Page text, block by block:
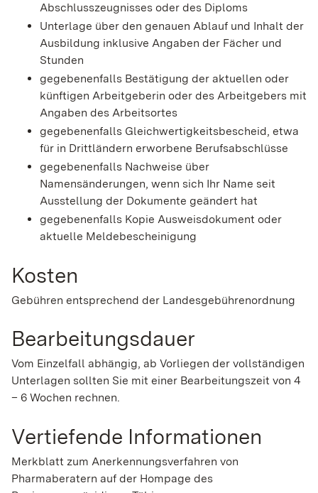
Abschlusszeugnisses oder des Diploms
Unterlage über den genauen Ablauf und Inhalt der
Ausbildung inklusive Angaben der Fächer und
Stunden
gegebenenfalls Bestätigung der aktuellen oder
künftigen Arbeitgeberin oder des Arbeitgebers mit
Angaben des Arbeitsortes
gegebenenfalls Gleichwertigkeitsbescheid, etwa
für in Drittländern erworbene Berufsabschlüsse
gegebenenfalls Nachweise über
Namensänderungen, wenn sich Ihr Name seit
Ausstellung der Dokumente geändert hat
gegebenenfalls Kopie Ausweisdokument oder
aktuelle Meldebescheinigung
Kosten
Gebühren entsprechend der Landesgebührenordnung
Bearbeitungsdauer
Vom Einzelfall abhängig, ab Vorliegen der vollständigen
Unterlagen sollten Sie mit einer Bearbeitungszeit von 4
– 6 Wochen rechnen.
Vertiefende Informationen
Merkblatt zum Anerkennungsverfahren von
Pharmaberatern auf der Hompage des